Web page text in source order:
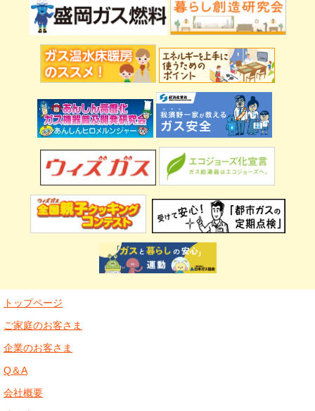
トップページ
ご家庭のお客さま
企業のお客さま
Q＆A
会社概要